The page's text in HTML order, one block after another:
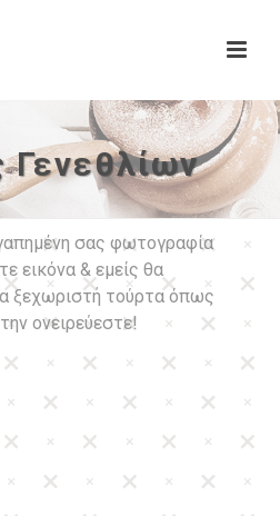
Γενεθλίων
σας φωτογραφία
εικόνα & εμείς θα
ξεχωριστή τούρτα όπως
ονειρεύεστε!